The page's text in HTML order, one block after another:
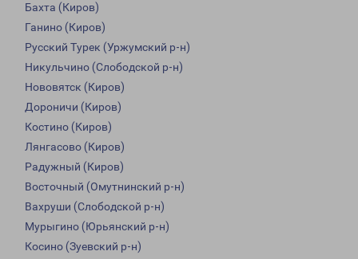
Бахта (Киров)
Ганино (Киров)
Русский Турек (Уржумский р-н)
Никульчино (Слободской р-н)
Нововятск (Киров)
Дороничи (Киров)
Костино (Киров)
Лянгасово (Киров)
Радужный (Киров)
Восточный (Омутнинский р-н)
Вахруши (Слободской р-н)
Мурыгино (Юрьянский р-н)
Косино (Зуевский р-н)